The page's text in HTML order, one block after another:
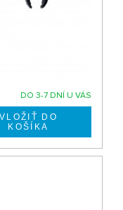
DO 3-7 DNÍ U VÁS